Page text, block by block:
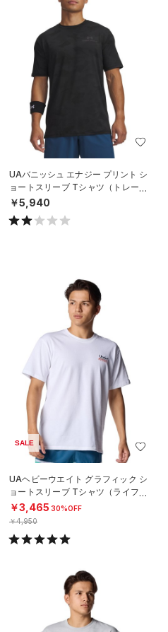
UAバニッシュ エナジー プリント シ
ョートスリーブ Tシャツ（トレーニ
ング/MEN）
￥5,940
SALE
UAヘビーウエイト グラフィック シ
ョートスリーブ Tシャツ（ライフス
タイル/MEN）
￥3,465 30%OFF
￥4,950